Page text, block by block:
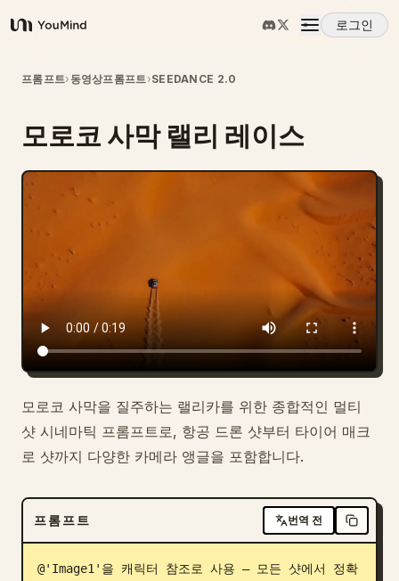
YouMind
로그인
개요
사용 사례
스킬
프롬프트
가격
다운로드
블로그
프롬프트› 동영상프롬프트›SEEDANCE 2.0
모로코 사막 랠리 레이스
모로코 사막을 질주하는 랠리카를 위한 종합적인 멀티
샷 시네마틱 프롬프트로, 항공 드론 샷부터 타이어 매크
로 샷까지 다양한 카메라 앵글을 포함합니다.
프롬프트 번역 전
@'Image1'을 캐릭터 참조로 사용 — 모든 샷에서 정확